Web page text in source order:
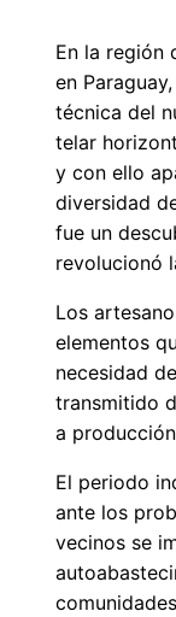
En la región
en
técnica del
telar
y con ello
diversidad
fue un
revolucionó
Los
elementos
necesidad
transmitido
a
El periodo
ante los
vecinos se